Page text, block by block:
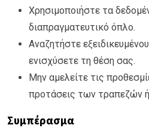
Χρησιμοποιήστε τα
διαπραγματευτικό όπλο.
Αναζητήστε
ενισχύσετε τη θέση σας.
Μην αμελείτε τις
προτάσεις των τραπεζών
Συμπέρασμα